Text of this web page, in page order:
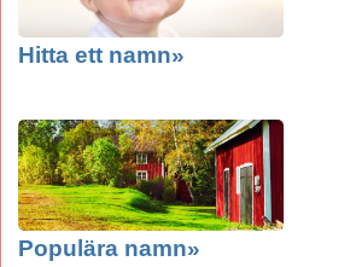
Hitta ett namn»
Populära namn»